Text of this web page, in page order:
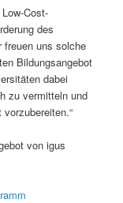
Cost-
des
freuen uns solche
Bildungsangebot
dabei
zu vermitteln und
von igus